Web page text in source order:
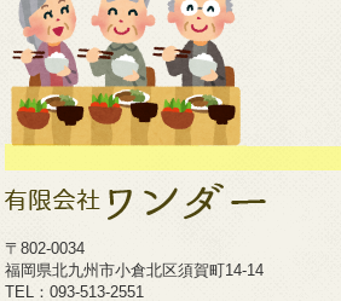
〒802-0034
福岡県北九州市小倉北区須賀町14-14
TEL：093-513-2551